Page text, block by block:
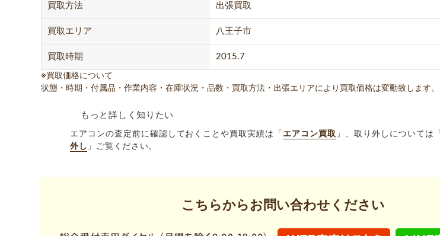
買取方法 出張買取
買取エリア 八王子市
買取時期 2015.7
※買取価格について
状態・時期・付属品・作業内容・在庫状況・品数・買取方法・出張エリアにより買取価格は変動致します。
もっと詳しく知りたい
エアコンの査定前に確認しておくことや買取実績は「 エアコン買取 」、取り外しについては「
外し 」ご覧ください。
こちらからお問い合わせください